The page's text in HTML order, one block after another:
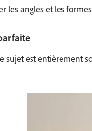
les angles et les
est entièrement